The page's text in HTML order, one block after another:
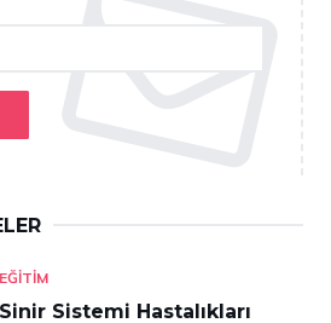
EĞITIM
Sinir Sistemi Hastalıkları